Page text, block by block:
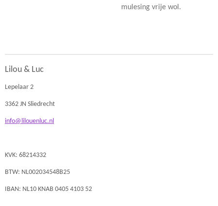
mulesing vrije wol.
Lilou & Luc
Lepelaar 2
3362 JN Sliedrecht
info@lilouenluc.nl
KVK: 68214332
BTW: NL002034548B25
IBAN: NL10 KNAB 0405 4103 52